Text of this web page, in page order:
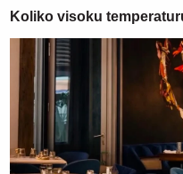
Koliko visoku